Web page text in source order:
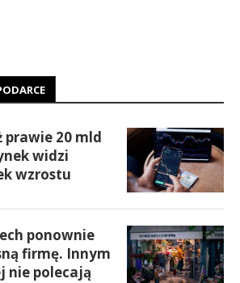
prawie 20 mld
widzi
wzrostu
ponownie
firmę. Innym
nie polecają